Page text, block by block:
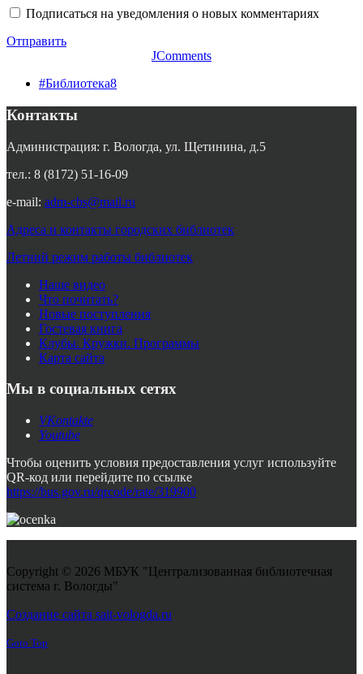
Подписаться на уведомления о новых комментариях
Отправить
JComments
#Библиотека8
Контакты
Администрация: г. Вологда, ул. Щетинина, д.5
тел.: 8 (8172) 51-16-09
e-mail: adm-cbs@mail.ru
Адреса и контакты городских библиотек
Летний режим работы библиотек
Наше видео
Что почитать?
Новые поступления
Гостевая книга
Клубы. Кружки. Программы
Карта сайта
Мы в социальных сетях
VKontakte
Youtube
Чтобы оценить условия предоставления услуг используйте
QR-код или перейдите по ссылке
https://bus.gov.ru/qrcode/rate/319900
Copyright © 2026 МБУК "Централизованная библиотечная
система г. Вологды"
Создание сайта sait-vologda.ru
Goto Top